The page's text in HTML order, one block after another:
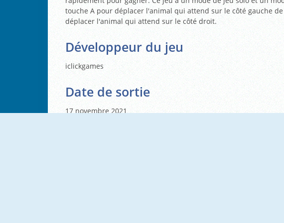
touche A pour déplacer l'animal qui attend sur le côté gauche
déplacer l'animal qui attend sur le côté droit.
Développeur du jeu
iclickgames
Date de sortie
17 novembre 2021